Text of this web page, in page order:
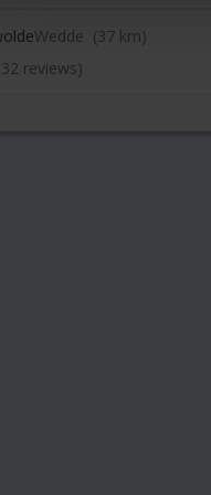
Wedde (37 km)
reviews)